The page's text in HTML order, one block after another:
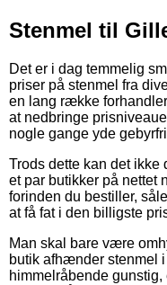
Stenmel til
Det er i dag temmelig
priser på stenmel fra
en lang række
at nedbringe
nogle gange yde
Trods dette kan det
et par butikker på nettet
forinden du bestiller,
at få fat i den billigste
Man skal bare være
butik afhænder stenmel
himmelråbende